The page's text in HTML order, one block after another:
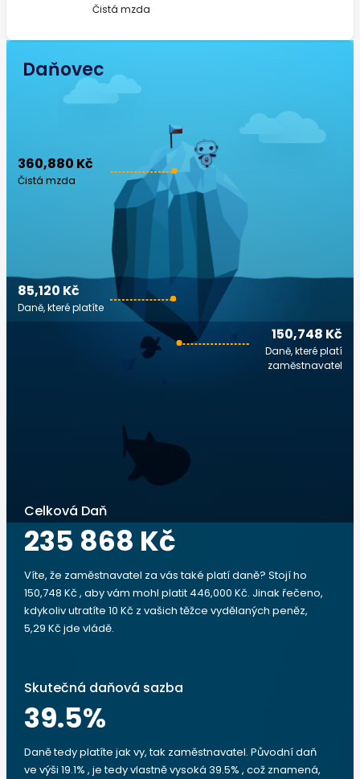
Čistá mzda
Daňovec
360,880 Kč
Čistá mzda
150,748 Kč
Daně, které platí
zaměstnavatel
85,120 Kč
Daně, které platíte
Celková Daň
235 868 Kč
Víte, že zaměstnavatel za vás také platí daně? Stojí ho
150,748 Kč , aby vám mohl platit 446,000 Kč. Jinak řečeno,
kdykoliv utratíte 10 Kč z vašich těžce vydělaných peněz,
5,29 Kč jde vládě.
Skutečná daňová sazba
39.5%
Daně tedy platíte jak vy, tak zaměstnavatel. Původní daň
ve výši 19.1% , je tedy vlastně vysoká 39.5% , což znamená,